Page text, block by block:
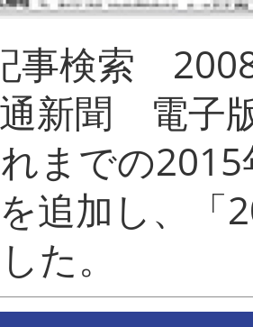
事検索
新聞 電子
までの
追加し、「
まし